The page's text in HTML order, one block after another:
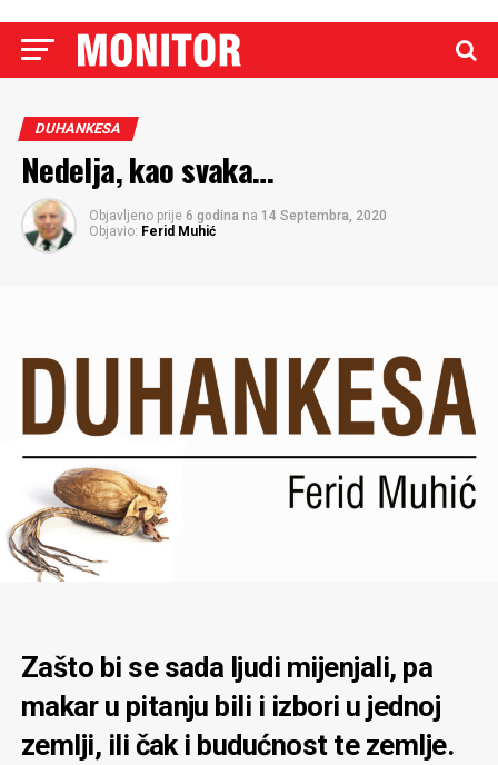
DUHANKESA
Nedelja, kao svaka…
Objavljeno prije 6 godina na 14 Septembra, 2020
Objavio: Ferid Muhić
Zašto bi se sada ljudi mijenjali, pa
makar u pitanju bili i izbori u jednoj
zemlji, ili čak i budućnost te zemlje.